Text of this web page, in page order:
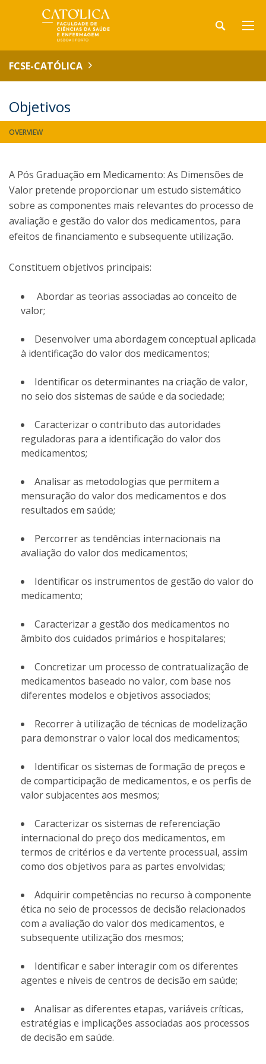
FCSE-CATÓLICA
Objetivos
OVERVIEW
A Pós Graduação em Medicamento: As Dimensões de
Valor pretende proporcionar um estudo sistemático
sobre as componentes mais relevantes do processo de
avaliação e gestão do valor dos medicamentos, para
efeitos de financiamento e subsequente utilização.
Constituem objetivos principais:
Abordar as teorias associadas ao conceito de
valor;
Desenvolver uma abordagem conceptual aplicada
à identificação do valor dos medicamentos;
Identificar os determinantes na criação de valor,
no seio dos sistemas de saúde e da sociedade;
Caracterizar o contributo das autoridades
reguladoras para a identificação do valor dos
medicamentos;
Analisar as metodologias que permitem a
mensuração do valor dos medicamentos e dos
resultados em saúde;
Percorrer as tendências internacionais na
avaliação do valor dos medicamentos;
Identificar os instrumentos de gestão do valor do
medicamento;
Caracterizar a gestão dos medicamentos no
âmbito dos cuidados primários e hospitalares;
Concretizar um processo de contratualização de
medicamentos baseado no valor, com base nos
diferentes modelos e objetivos associados;
Recorrer à utilização de técnicas de modelização
para demonstrar o valor local dos medicamentos;
Identificar os sistemas de formação de preços e
de comparticipação de medicamentos, e os perfis de
valor subjacentes aos mesmos;
Caracterizar os sistemas de referenciação
internacional do preço dos medicamentos, em
termos de critérios e da vertente processual, assim
como dos objetivos para as partes envolvidas;
Adquirir competências no recurso à componente
ética no seio de processos de decisão relacionados
com a avaliação do valor dos medicamentos, e
subsequente utilização dos mesmos;
Identificar e saber interagir com os diferentes
agentes e níveis de centros de decisão em saúde;
Analisar as diferentes etapas, variáveis críticas,
estratégias e implicações associadas aos processos
de decisão em saúde.